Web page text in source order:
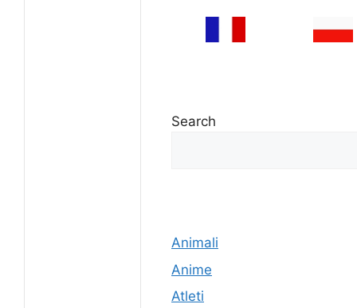
Search
Animali
Anime
Atleti